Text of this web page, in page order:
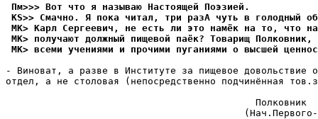
Пм>>> Вот что я называю Hастоящей Поэзией.
KS>> Смачно. Я пока читал, три разА чyть в голодный
MK> Карл Сергеевич, не есть ли это намёк на то, что
MK> получают должный пищевой паёк? Товарищ
MK> всеми учениями и прочими пуганиями о высшей
- Виноват, а разве в Институте за пищевое довольствие
отдел, а не столовая (непосредственно подчинённая
Полковник